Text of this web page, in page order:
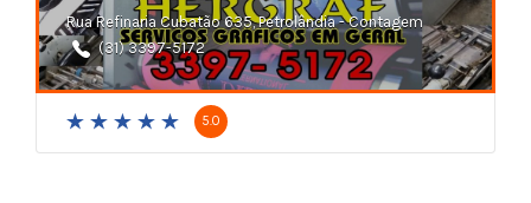
Rua Refinaria Cubatão 635, Petrolândia - Contagem
(31) 3397-5172
5.0